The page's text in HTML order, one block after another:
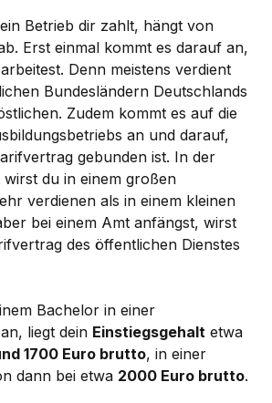
Betrieb dir zahlt, hängt von
Erst einmal kommt es darauf an,
Denn meistens verdient
Bundesländern Deutschlands
Zudem kommt es auf die
an und darauf,
gebunden ist. In der
du in einem großen
verdienen als in einem kleinen
bei einem Amt anfängst, wirst
des öffentlichen Dienstes
Bachelor in einer
liegt dein Einstiegsgehalt etwa
1700 Euro brutto, in einer
dann bei etwa 2000 Euro brutto.